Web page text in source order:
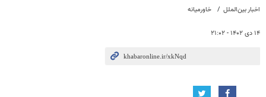
اخبار بین‌الملل خاورمیانه
۱۴ دی ۱۴۰۲ - ۲۱:۰۲